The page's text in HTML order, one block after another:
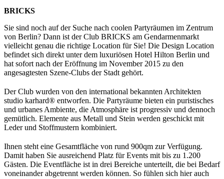
BRICKS
Sie sind noch auf der Suche nach coolen Partyräumen im Zentrum
von Berlin? Dann ist der Club BRICKS am Gendarmenmarkt
vielleicht genau die richtige Location für Sie! Die Design Location
befindet sich direkt unter dem luxuriösen Hotel Hilton Berlin und
hat sofort nach der Eröffnung im November 2015 zu den
angesagtesten Szene-Clubs der Stadt gehört.
Der Club wurden von den international bekannten Architekten
studio karhard® entworfen. Die Partyräume bieten ein puristisches
und urbanes Ambiente, die Atmosphäre ist progressiv und dennoch
gemütlich. Elemente aus Metall und Stein werden geschickt mit
Leder und Stoffmustern kombiniert.
Ihnen steht eine Gesamtfläche von rund 900qm zur Verfügung.
Damit haben Sie ausreichend Platz für Events mit bis zu 1.200
Gästen. Die Eventfläche ist in drei Bereiche unterteilt, die bei Bedarf
voneinander abgetrennt werden können. So fühlen sich hier auch